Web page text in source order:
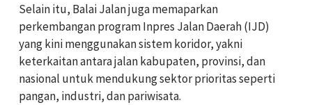
Selain itu, Balai Jalan juga memaparkan
perkembangan program Inpres Jalan Daerah (IJD)
yang kini menggunakan sistem koridor, yakni
keterkaitan antara jalan kabupaten, provinsi, dan
nasional untuk mendukung sektor prioritas seperti
pangan, industri, dan pariwisata.